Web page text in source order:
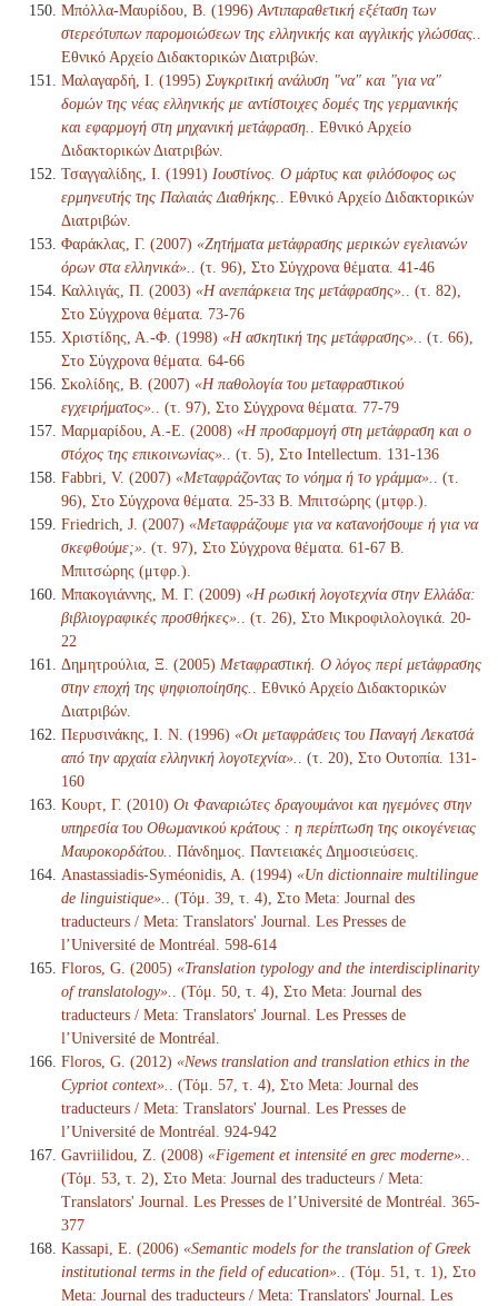
Μπόλλα-Μαυρίδου, Β. (1996) Αντιπαραθετική εξέταση των
στερεότυπων παρομοιώσεων της ελληνικής και αγγλικής γλώσσας.
Εθνικό Αρχείο Διδακτορικών Διατριβών.
Μαλαγαρδή, Ι. (1995) Συγκριτική ανάλυση "να" και "για να"
δομών της νέας ελληνικής με αντίστοιχες δομές της γερμανικής
και εφαρμογή στη μηχανική μετάφραση.
. Εθνικό Αρχείο
Διδακτορικών Διατριβών.
Τσαγγαλίδης, Ι. (1991) Ιουστίνος. Ο μάρτυς και φιλόσοφος ως
ερμηνευτής της Παλαιάς Διαθήκης.
. Εθνικό Αρχείο Διδακτορικών
Διατριβών.
Φαράκλας, Γ. (2007) «Ζητήματα μετάφρασης μερικών εγελιανών
όρων στα ελληνικά».
. (τ. 96), Στο Σύγχρονα θέματα. 41-46
Καλλιγάς, Π. (2003) «Η ανεπάρκεια της μετάφρασης».
. (τ. 82),
Στο Σύγχρονα θέματα. 73-76
Χριστίδης, Α.-Φ. (1998) «Η ασκητική της μετάφρασης».
. (τ. 66),
Στο Σύγχρονα θέματα. 64-66
Σκολίδης, Β. (2007) «Η παθολογία του μεταφραστικού
εγχειρήματος».
. (τ. 97), Στο Σύγχρονα θέματα. 77-79
Μαρμαρίδου, Α.-Ε. (2008) «Η προσαρμογή στη μετάφραση και ο
στόχος της επικοινωνίας».
. (τ. 5), Στο Intellectum. 131-136
Fabbri, V. (2007) «Μεταφράζοντας το νόημα ή το γράμμα».
. (τ.
96), Στο Σύγχρονα θέματα. 25-33 Β. Μπιτσώρης (μτφρ.).
Friedrich, J. (2007) «Μεταφράζουμε για να κατανοήσουμε ή για να
σκεφθούμε;» . (τ. 97), Στο Σύγχρονα θέματα. 61-67 Β.
Μπιτσώρης (μτφρ.).
Μπακογιάννης, Μ. Γ. (2009) «Η ρωσική λογοτεχνία στην Ελλάδα:
βιβλιογραφικές προσθήκες».
. (τ. 26), Στο Μικροφιλολογικά. 20-
22
Δημητρούλια, Ξ. (2005) Μεταφραστική. Ο λόγος περί μετάφρασης
στην εποχή της ψηφιοποίησης.
. Εθνικό Αρχείο Διδακτορικών
Διατριβών.
Περυσινάκης, Ι. Ν. (1996) «Οι μεταφράσεις του Παναγή Λεκατσά
από την αρχαία ελληνική λογοτεχνία».
. (τ. 20), Στο Ουτοπία. 131-
160
Κουρτ, Γ. (2010) Οι Φαναριώτες δραγουμάνοι και ηγεμόνες στην
υπηρεσία του Οθωμανικού κράτους : η περίπτωση της οικογένειας
Μαυροκορδάτου.
. Πάνδημος. Παντειακές Δημοσιεύσεις.
Anastassiadis-Syméonidis, A. (1994) «Un dictionnaire multilingue
de linguistique».
. (Τόμ. 39, τ. 4), Στο Meta: Journal des
traducteurs / Meta: Translators' Journal. Les Presses de
l’Université de Montréal. 598-614
Floros, G. (2005) «Translation typology and the interdisciplinarity
of translatology».
. (Τόμ. 50, τ. 4), Στο Meta: Journal des
traducteurs / Meta: Translators' Journal. Les Presses de
l’Université de Montréal.
Floros, G. (2012) «News translation and translation ethics in the
Cypriot context».
. (Τόμ. 57, τ. 4), Στο Meta: Journal des
traducteurs / Meta: Translators' Journal. Les Presses de
l’Université de Montréal. 924-942
Gavriilidou, Z. (2008) «Figement et intensité en grec moderne».
(Τόμ. 53, τ. 2), Στο Meta: Journal des traducteurs / Meta:
Translators' Journal. Les Presses de l’Université de Montréal. 365-
377
Kassapi, E. (2006) «Semantic models for the translation of Greek
institutional terms in the field of education».
. (Τόμ. 51, τ. 1), Στο
Meta: Journal des traducteurs / Meta: Translators' Journal. Les